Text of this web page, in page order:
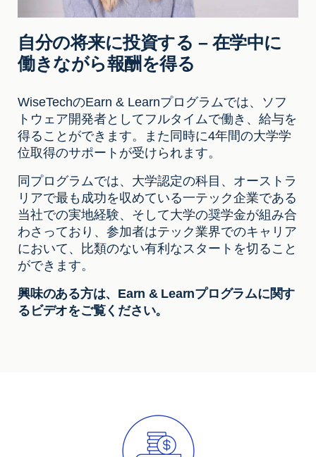
自分の将来に投資する – 在学中に
働きながら報酬を得る
WiseTechのEarn & Learnプログラムでは、ソフ
トウェア開発者としてフルタイムで働き、給与を
得ることができます。また同時に4年間の大学学
位取得のサポートが受けられます。
同プログラムでは、大学認定の科目、オーストラ
リアで最も成功を収めている一テック企業である
当社での実地経験、そして大学の奨学金が組み合
わさっており、参加者はテック業界でのキャリア
において、比類のない有利なスタートを切ること
ができます。
興味のある方は、Earn & Learnプログラムに関す
るビデオをご覧ください。